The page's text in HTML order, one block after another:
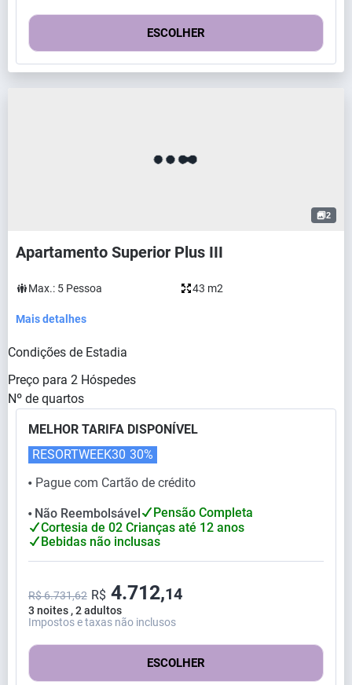
ESCOLHER
2
Apartamento Superior Plus III
Max.: 5 Pessoa 43 m2
Mais detalhes
Condições de Estadia
Preço para 2 Hóspedes
Nº de quartos
MELHOR TARIFA DISPONÍVEL
⬤ Pague com Cartão de crédito
RESORTWEEK30 30%
⬤ Não Reembolsável
Pensão Completa
Cortesia de 02 Crianças até 12 anos
Bebidas não inclusas
3 noites , 2 adultos
R$ 6.731,62 R$ 4.712,14
Impostos e taxas não inclusos
ESCOLHER